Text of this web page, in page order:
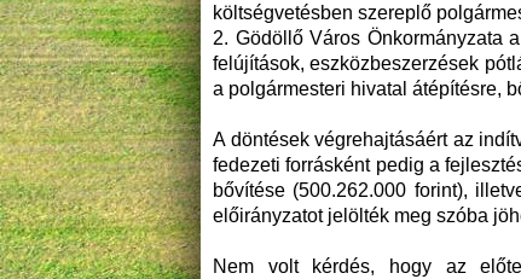
költségvetésben szereplő
2. Gödöllő Város Önkormányzata
felújítások, eszközbeszerzések
a polgármesteri hivatal átépítésre,
A döntések végrehajtásáért az
fedezeti forrásként pedig a
bővítése (500.262.000 forint),
előirányzatot jelölték meg szóba
Nem volt kérdés, hogy az